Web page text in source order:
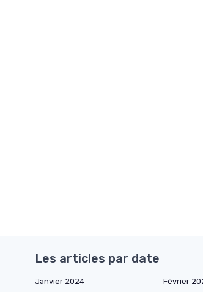
Les articles par date
Janvier 2024 Février